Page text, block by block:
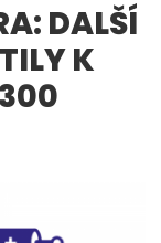
DALŠÍ
K